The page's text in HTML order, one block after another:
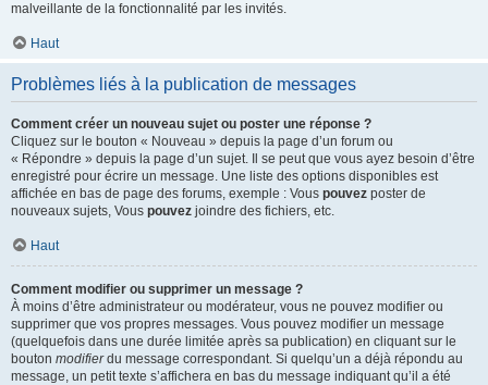
malveillante de la fonctionnalité par les invités.
Haut
Problèmes liés à la publication de messages
Comment créer un nouveau sujet ou poster une réponse ?
Cliquez sur le bouton « Nouveau » depuis la page d’un forum ou
« Répondre » depuis la page d’un sujet. Il se peut que vous ayez besoin d’être
enregistré pour écrire un message. Une liste des options disponibles est
affichée en bas de page des forums, exemple : Vous pouvez poster de
nouveaux sujets, Vous pouvez joindre des fichiers, etc.
Haut
Comment modifier ou supprimer un message ?
À moins d’être administrateur ou modérateur, vous ne pouvez modifier ou
supprimer que vos propres messages. Vous pouvez modifier un message
(quelquefois dans une durée limitée après sa publication) en cliquant sur le
bouton modifierdu message correspondant. Si quelqu’un a déjà répondu au
message, un petit texte s’affichera en bas du message indiquant qu’il a été